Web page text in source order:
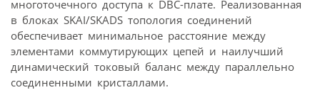
многоточечного доступа к DBC-плате. Реализованная
в блоках SKAI/SKADS топология соединений
обеспечивает минимальное расстояние между
элементами коммутирующих цепей и наилучший
динамический токовый баланс между параллельно
соединенными кристаллами.